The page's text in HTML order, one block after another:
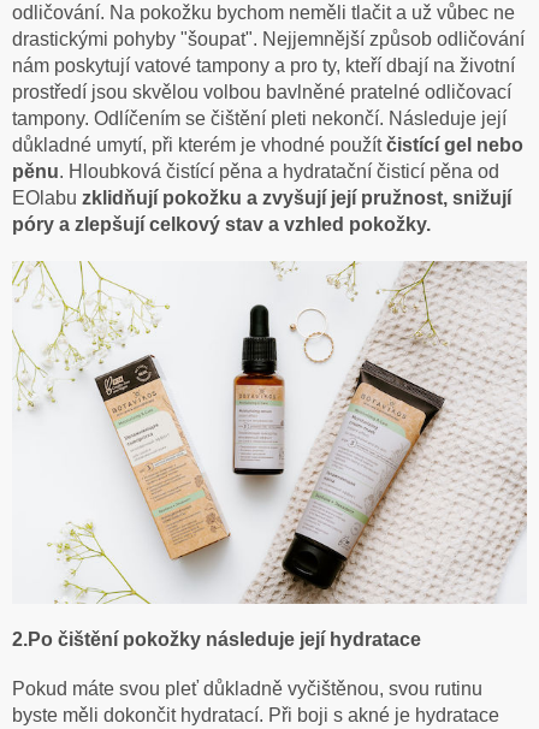
odličování. Na pokožku bychom neměli tlačit a už vůbec ne
drastickými pohyby "šoupat". Nejjemnější způsob odličování
nám poskytují vatové tampony a pro ty, kteří dbají na životní
prostředí jsou skvělou volbou bavlněné pratelné odličovací
tampony. Odlíčením se čištění pleti nekončí. Následuje její
důkladné umytí, při kterém je vhodné použítčistící gel nebo
pěnu. Hloubková čistící pěna a hydratační čisticí pěna od
EOlabu zklidňují pokožku a zvyšují její pružnost, snižují
póry a zlepšují celkový stav a vzhled pokožky.
2.Po čištění pokožky následuje její hydratace
Pokud máte svou pleť důkladně vyčištěnou, svou rutinu
byste měli dokončit hydratací. Při boji s akné je hydratace